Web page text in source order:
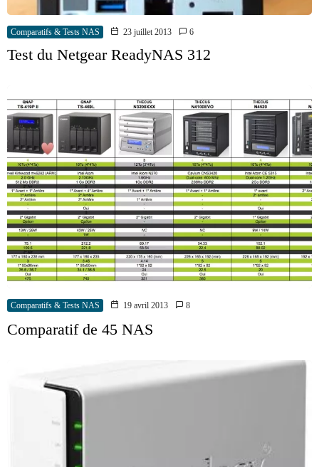
Comparatifs & Tests NAS 23 juillet 2013 6
Test du Netgear ReadyNAS 312
Comparatifs & Tests NAS 19 avril 2013 8
Comparatif de 45 NAS